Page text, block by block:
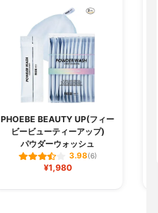
PHOEBE BEAUTY UP(フィー
ビービューティーアップ)
パウダーウォッシュ
3.98(6)
¥1,980